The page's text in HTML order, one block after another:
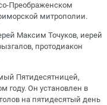
Преображенском
митрополии.
Максим Точуков, иерей
протодиакон
Пятидесятницей,
году. Он установлен в
на пятидесятый день